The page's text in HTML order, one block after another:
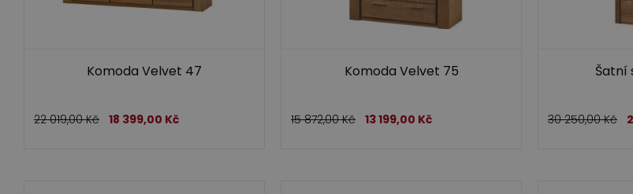
Komoda Velvet 47
22 019,00Kč 18 399,00 Kč
Komoda Velvet 75
15 872,00Kč 13 199,00 Kč
Šatní
30 250,00Kč